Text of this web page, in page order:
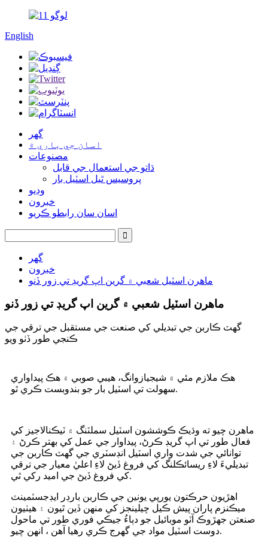
English
گهر
اسان جي باري ۾
مصنوعات
ڌاتو جي استعمال جي قابل
پروسيس ٿيل اسٽيل بار
وڊيو
خبرون
اسان سان رابطو ڪريو
گهر
خبرون
ماهرن اسٽيل شعبي ۾ گرين اپ گريڊ تي زور ڏنو
ماهرن اسٽيل شعبي ۾ گرين اپ گريڊ تي زور ڏنو
گھٽ ڪاربن جي تبديلي کي صنعت جي مستقبل جي ترقي جي
ڪنجي طور ڏٺو ويو
هڪ ملازم مئي ۾ شيجيازوانگ، هيبي صوبي ۾ هڪ پيداواري
سهولت تي اسٽيل بار جو بندوبست ڪري ٿو.
ماهرن چيو ته وڌيڪ ڪوششون اسٽيل سملٽنگ ۾ ٽيڪنالاجيز کي
فعال طور تي اپ گريڊ ڪرڻ، پيداوار جي عمل کي بهتر ڪرڻ ۽
توانائي جي شدت واري اسٽيل انڊسٽري جي گهٽ ڪاربن جي
تبديليءَ لاءِ ريسائڪلنگ کي فروغ ڏيڻ لاءِ اعليٰ معيار جي ترقي
کي فروغ ڏيڻ جي اميد رکي ٿي.
اهڙيون حرڪتون يورپي يونين جي ڪاربن بارڊر ايڊجسٽمينٽ
ميڪنزم پاران پيش ڪيل چيلينجز کي منهن ڏين ٿيون ۽ هيٺيون
صنعتن جهڙوڪ آٽو موبائيل جو دٻاءُ جيڪي فوري طور تي ماحول
دوست اسٽيل مواد جي گهرج ڪري رهيا آهن ، انهن چيو.